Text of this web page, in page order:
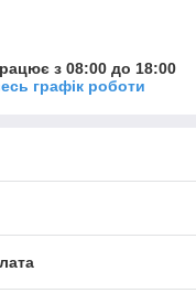
з 08:00 до 18:00
графік роботи